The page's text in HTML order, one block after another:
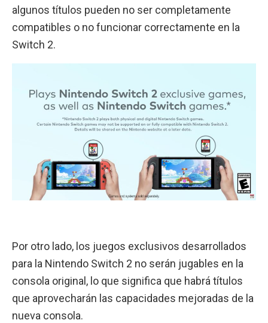
algunos títulos pueden no ser completamente
compatibles o no funcionar correctamente en la
Switch 2.
Por otro lado, los juegos exclusivos desarrollados
para la Nintendo Switch 2 no serán jugables en la
consola original, lo que significa que habrá títulos
que aprovecharán las capacidades mejoradas de la
nueva consola.